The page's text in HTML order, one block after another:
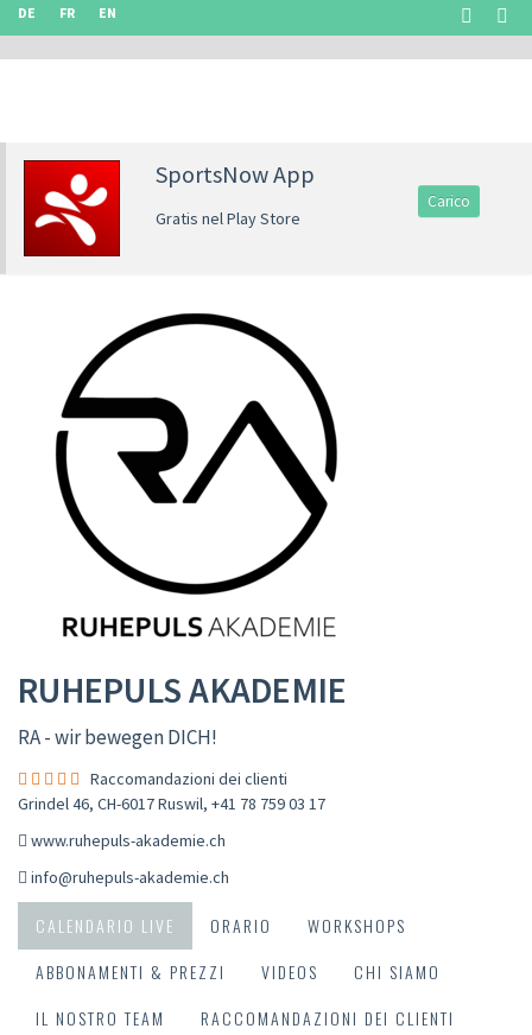
DE FR EN
SportsNow App
Gratis nel Play Store
Carico
RUHEPULS AKADEMIE
RA - wir bewegen DICH!
Raccomandazioni dei clienti
Grindel 46, CH-6017 Ruswil, +41 78 759 03 17
www.ruhepuls-akademie.ch
info@ruhepuls-akademie.ch
CALENDARIO LIVE ORARIO
WORKSHOPS
ABBONAMENTI & PREZZI
VIDEOS
CHI SIAMO
IL NOSTRO TEAM
RACCOMANDAZIONI DEI CLIENTI